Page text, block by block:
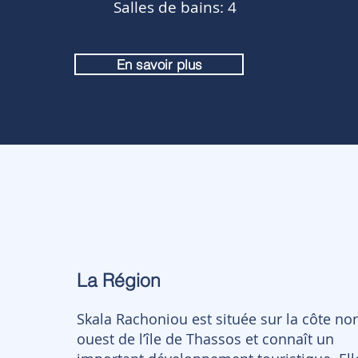
Salles de bains: 4
En savoir plus
La Région
Skala Rachoniou est située sur la côte
ouest de l’île de Thassos et connaît un